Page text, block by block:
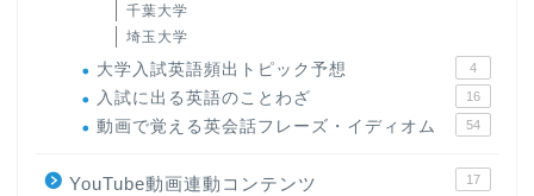
千葉大学
埼玉大学
大学入試英語頻出トピック予想 4
入試に出る英語のことわざ 16
動画で覚える英会話フレーズ・イディオム 54
YouTube動画連動コンテンツ 17